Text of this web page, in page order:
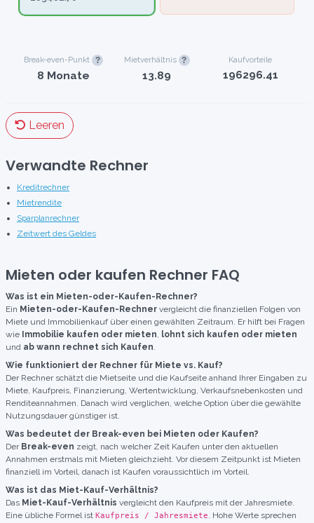
Break-even-Punkt
8 Monate
Mietverhältnis
13.89
Kaufvorteile
196296.41
Leeren
Verwandte Rechner
Kreditrechner
Mietrendite
Sparplanrechner
Zeitwert des Geldes
Mieten oder kaufen Rechner FAQ
Was ist ein Mieten-oder-Kaufen-Rechner?
Ein Mieten-oder-Kaufen-Rechner vergleicht die finanziellen Folgen von
Miete und Immobilienkauf über einen gewählten Zeitraum. Er hilft bei Fragen
wie Immobilie kaufen oder mieten, lohnt sich kaufen oder mieten
und ab wann rechnet sich Kaufen.
Wie funktioniert der Rechner für Miete vs. Kauf?
Der Rechner schätzt die Mietseite und die Kaufseite anhand Ihrer Eingaben zu
Miete, Kaufpreis, Finanzierung, Wertentwicklung, Verkaufsnebenkosten und
Renditeannahmen. Danach wird verglichen, welche Option über die gewählte
Nutzungsdauer günstiger ist.
Was bedeutet der Break-even bei Mieten oder Kaufen?
Der Break-even zeigt, nach welcher Zeit Kaufen unter den aktuellen
Annahmen erstmals mit Mieten gleichzieht. Vor diesem Zeitpunkt ist Mieten
finanziell im Vorteil, danach ist Kaufen voraussichtlich im Vorteil.
Was ist das Miet-Kauf-Verhältnis?
Das Miet-Kauf-Verhältnis vergleicht den Kaufpreis mit der Jahresmiete.
Eine übliche Formel ist Kaufpreis / Jahresmiete. Hohe Werte sprechen